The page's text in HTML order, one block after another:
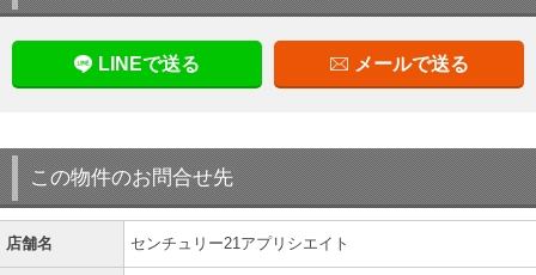
LINEで送る メールで送る
この物件のお問合せ先
店舗名 センチュリー21アプリシエイト